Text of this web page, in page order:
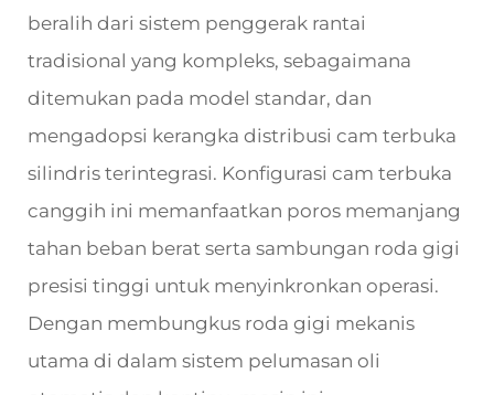
beralih dari sistem penggerak rantai
tradisional yang kompleks, sebagaimana
ditemukan pada model standar, dan
mengadopsi kerangka distribusi cam terbuka
silindris terintegrasi. Konfigurasi cam terbuka
canggih ini memanfaatkan poros memanjang
tahan beban berat serta sambungan roda gigi
presisi tinggi untuk menyinkronkan operasi.
Dengan membungkus roda gigi mekanis
utama di dalam sistem pelumasan oli